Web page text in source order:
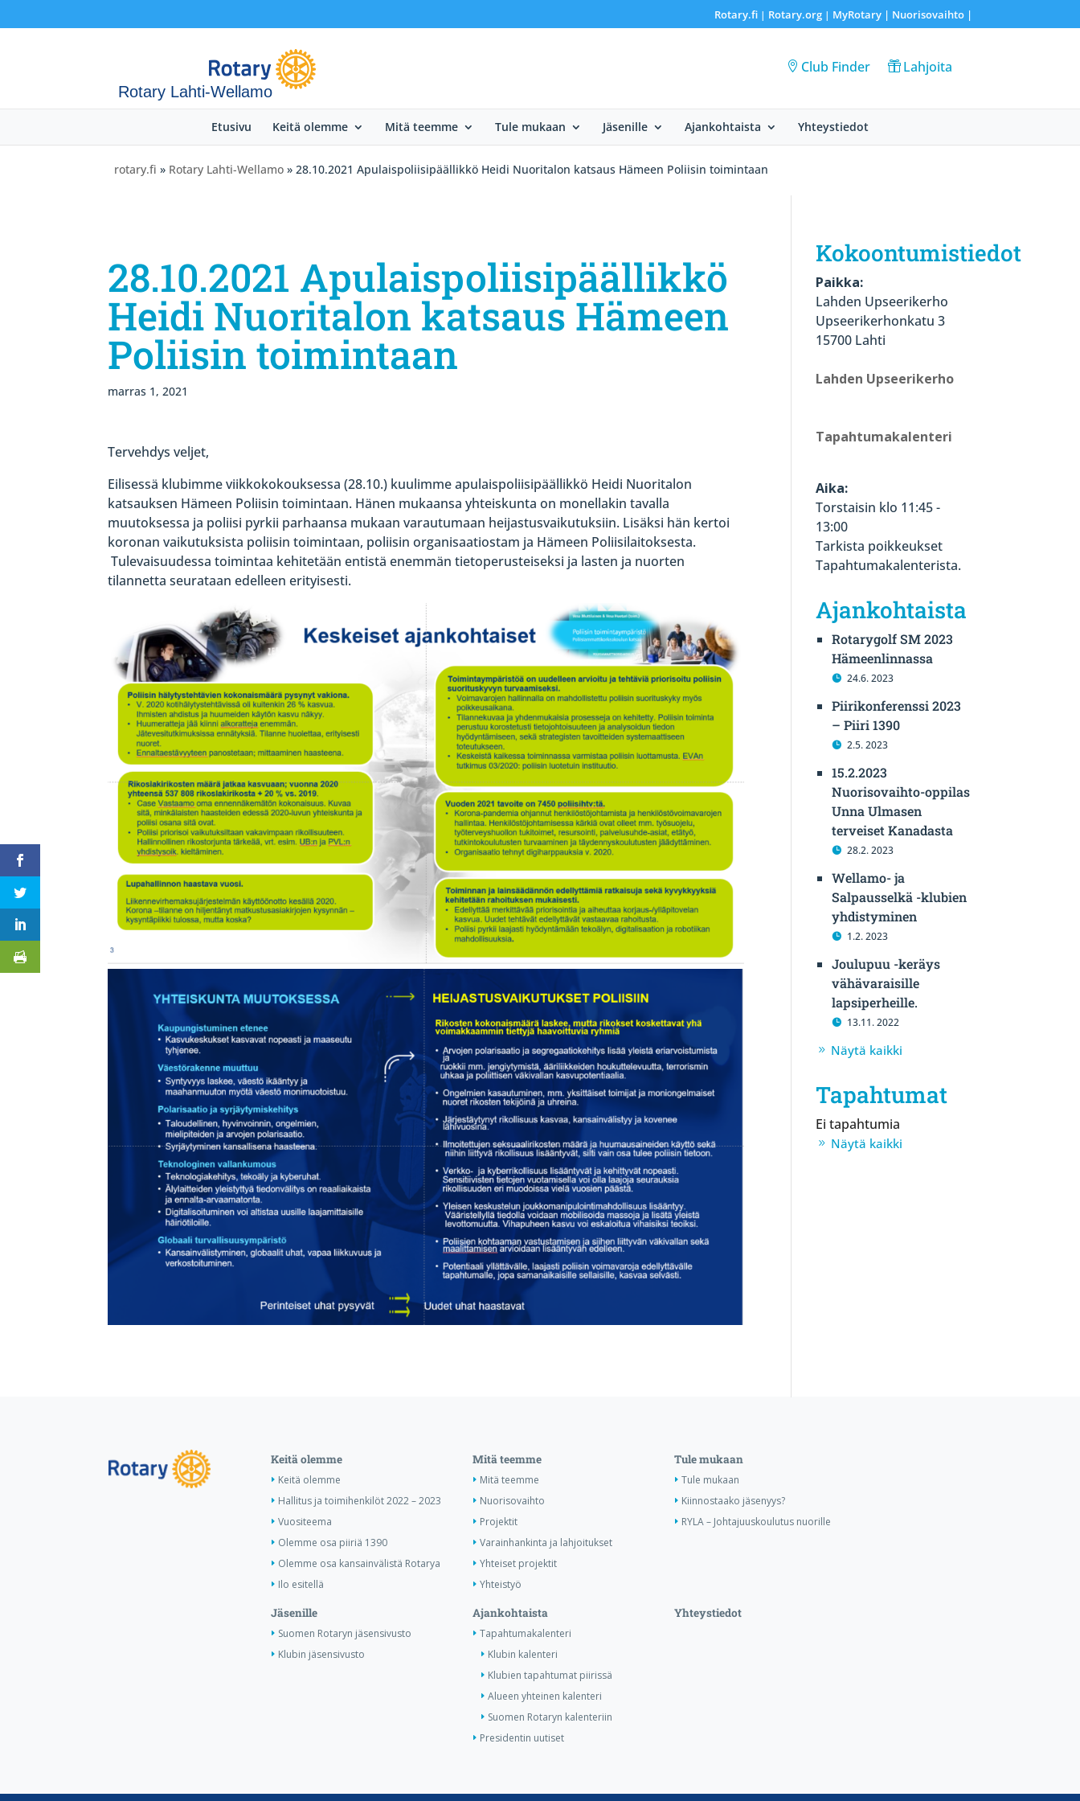
Rotary.fi| Rotary.org| MyRotary | Nuorisovaihto|
Rotary Lahti-Wellamo
Club Finder Lahjoita
Etusivu Keitä olemme Mitä teemme Tule mukaan Jäsenille Ajankohtaista Yhteystiedot
rotary.fi » Rotary Lahti-Wellamo » 28.10.2021 Apulaispoliisipäällikkö Heidi Nuoritalon katsaus Hämeen Poliisin toimintaan
28.10.2021 Apulaispoliisipäällikkö
Heidi Nuoritalon katsaus Hämeen
Poliisin toimintaan
marras 1, 2021
Tervehdys veljet,
Eilisessä klubimme viikkokokouksessa (28.10.) kuulimme apulaispoliisipäällikkö Heidi Nuoritalon
katsauksen Hämeen Poliisin toimintaan. Hänen mukaansa yhteiskunta on monellakin tavalla
muutoksessa ja poliisi pyrkii parhaansa mukaan varautumaan heijastusvaikutuksiin. Lisäksi hän kertoi
koronan vaikutuksista poliisin toimintaan, poliisin organisaatiostam ja Hämeen Poliisilaitoksesta.
Tulevaisuudessa toimintaa kehitetään entistä enemmän tietoperusteiseksi ja lasten ja nuorten
tilannetta seurataan edelleen erityisesti.
Kokoontumistiedot
Paikka:
Lahden Upseerikerho
Upseerikerhonkatu 3
15700 Lahti
Lahden Upseerikerho
Tapahtumakalenteri
Aika:
Torstaisin klo 11:45 -
13:00
Tarkista poikkeukset
Tapahtumakalenterista.
Ajankohtaista
Rotarygolf SM 2023
Hämeenlinnassa
24.6. 2023
Piirikonferenssi 2023
– Piiri 1390
2.5. 2023
15.2.2023
Nuorisovaihto-oppilas
Unna Ulmasen
terveiset Kanadasta
28.2. 2023
Wellamo- ja
Salpausselkä -klubien
yhdistyminen
1.2. 2023
Joulupuu -keräys
vähävaraisille
lapsiperheille.
13.11. 2022
Näytä kaikki
Tapahtumat
Ei tapahtumia
Näytä kaikki
Keitä olemme
Keitä olemme
Hallitus ja toimihenkilöt 2022 – 2023
Vuositeema
Olemme osa piiriä 1390
Olemme osa kansainvälistä Rotarya
Ilo esitellä
Mitä teemme
Mitä teemme
Nuorisovaihto
Projektit
Varainhankinta ja lahjoitukset
Yhteiset projektit
Yhteistyö
Tule mukaan
Tule mukaan
Kiinnostaako jäsenyys?
RYLA – Johtajuuskoulutus nuorille
Jäsenille
Suomen Rotaryn jäsensivusto
Klubin jäsensivusto
Ajankohtaista
Tapahtumakalenteri
Klubin kalenteri
Klubien tapahtumat piirissä
Alueen yhteinen kalenteri
Suomen Rotaryn kalenteriin
Presidentin uutiset
Yhteystiedot